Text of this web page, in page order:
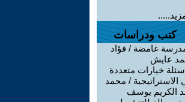
كتب ودراسات
غامضة / فؤاد
عايش
خيارات متعددة
الاستراتيجية / محمد
الكريم يوسف